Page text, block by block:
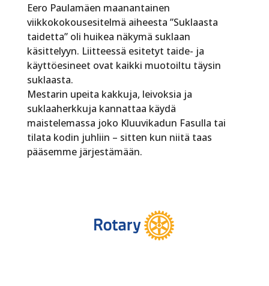
Eero Paulamäen maanantainen
viikkokokousesitelmä aiheesta ”Suklaasta
taidetta” oli huikea näkymä suklaan
käsittelyyn. Liitteessä esitetyt taide- ja
käyttöesineet ovat kaikki muotoiltu täysin
suklaasta.
Mestarin upeita kakkuja, leivoksia ja
suklaaherkkuja kannattaa käydä
maistelemassa joko Kluuvikadun Fasulla tai
tilata kodin juhliin – sitten kun niitä taas
pääsemme järjestämään.